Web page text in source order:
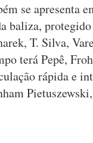
se apresenta
baliza,
T. Silva,
terá Pepê,
rápida e